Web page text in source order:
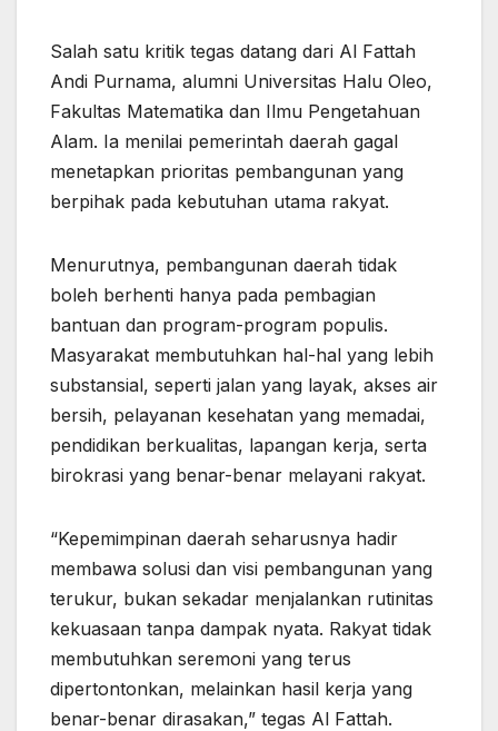
Salah satu kritik tegas datang dari Al Fattah
Andi Purnama, alumni Universitas Halu Oleo,
Fakultas Matematika dan Ilmu Pengetahuan
Alam. Ia menilai pemerintah daerah gagal
menetapkan prioritas pembangunan yang
berpihak pada kebutuhan utama rakyat.
Menurutnya, pembangunan daerah tidak
boleh berhenti hanya pada pembagian
bantuan dan program-program populis.
Masyarakat membutuhkan hal-hal yang lebih
substansial, seperti jalan yang layak, akses air
bersih, pelayanan kesehatan yang memadai,
pendidikan berkualitas, lapangan kerja, serta
birokrasi yang benar-benar melayani rakyat.
“Kepemimpinan daerah seharusnya hadir
membawa solusi dan visi pembangunan yang
terukur, bukan sekadar menjalankan rutinitas
kekuasaan tanpa dampak nyata. Rakyat tidak
membutuhkan seremoni yang terus
dipertontonkan, melainkan hasil kerja yang
benar-benar dirasakan,” tegas Al Fattah.